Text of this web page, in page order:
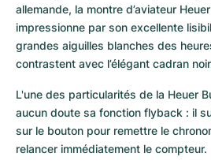
allemande, la montre d’aviateur
impressionne par son excellente
grandes aiguilles blanches des
contrastent avec l’élégant cadran
L'une des particularités de la Heuer
aucun doute sa fonction flyback : il
sur le bouton pour remettre le
relancer immédiatement le compteur.